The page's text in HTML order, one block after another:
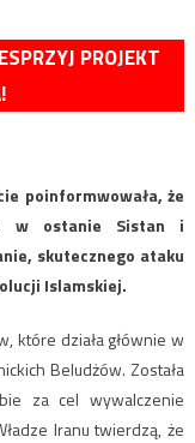
PROJEKT
poinformwowała, że
w ostanie Sistan i
skutecznego ataku
Islamskiej.
które działa głównie w
Beludżów. Została
za cel wywalczenie
Iranu twierdzą, że